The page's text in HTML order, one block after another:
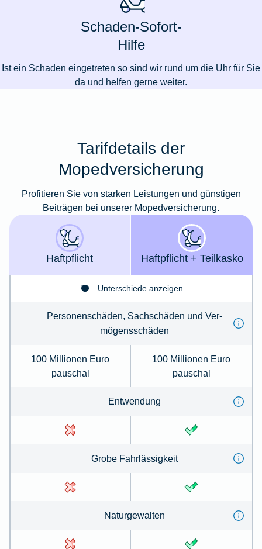
Schaden-Sofort-
Hilfe
Ist ein Schaden eingetreten so sind wir rund um die Uhr für Sie
da und helfen gerne weiter.
Tarifdetails der
Mopedversicherung
Profitieren Sie von starken Leistungen und günstigen
Beiträgen bei unserer Mopedversicherung.
Haft­pflicht Haft­­pflicht + Teil­kasko
Unterschiede anzeigen
Per­so­nenschäden, Sachschäden und Ver­
mögens­schä­den
100 Millionen Euro
pauschal
100 Millionen Euro
pauschal
Ent­wen­dung
Gro­be Fahr­lässig­keit
Na­tur­ge­wal­ten